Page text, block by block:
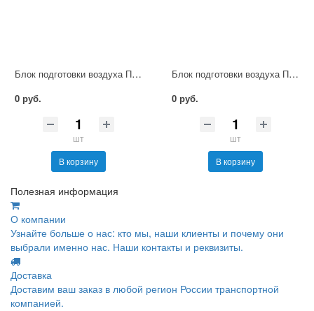
Блок подготовки воздуха П-ФРК1-Р-16
0 руб.
шт
В корзину
Блок подготовки воздуха П-ФРК1-Р-16-5
0 руб.
шт
В корзину
Полезная информация
О компании
Узнайте больше о нас: кто мы, наши клиенты и почему они
выбрали именно нас. Наши контакты и реквизиты.
Доставка
Доставим ваш заказ в любой регион России транспортной
компанией.